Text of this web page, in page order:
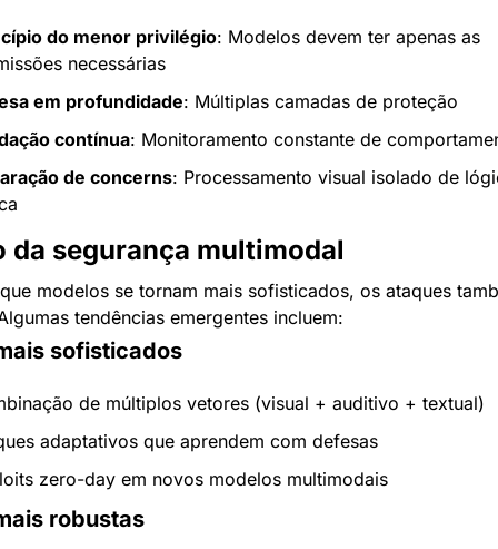
do menor privilégio: Modelos devem ter apenas as
necessárias
em profundidade: Múltiplas camadas de proteção
contínua: Monitoramento constante de
de concerns: Processamento visual isolado de
da segurança multimodal
modelos se tornam mais sofisticados, os ataques
tendências emergentes incluem:
sofisticados
de múltiplos vetores (visual + auditivo + textual)
adaptativos que aprendem com defesas
zero-day em novos modelos multimodais
robustas